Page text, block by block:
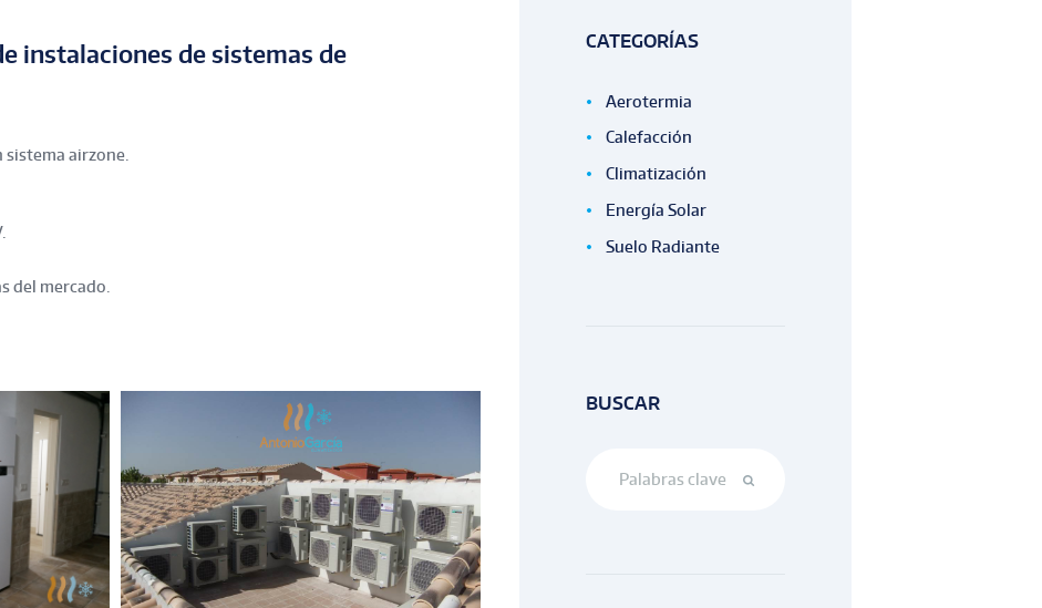
instalaciones de sistemas de
airzone.
del mercado.
CATEGORÍAS
Aerotermia
Calefacción
Climatización
Energía Solar
Suelo Radiante
BUSCAR